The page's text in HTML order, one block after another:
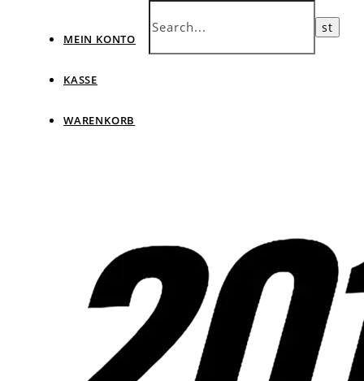
MEIN KONTO
KASSE
WARENKORB